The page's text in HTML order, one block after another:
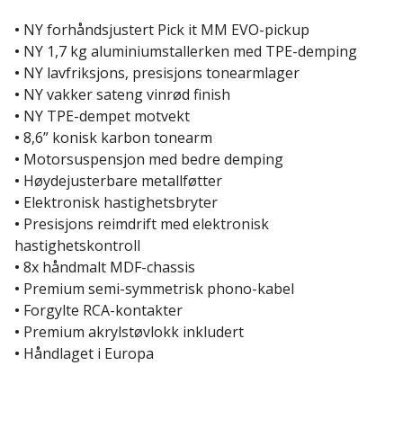
• NY forhåndsjustert Pick it MM EVO-pickup
• NY 1,7 kg aluminiumstallerken med TPE-demping
• NY lavfriksjons, presisjons tonearmlager
• NY vakker sateng vinrød finish
• NY TPE-dempet motvekt
• 8,6” konisk karbon tonearm
• Motorsuspensjon med bedre demping
• Høydejusterbare metallføtter
• Elektronisk hastighetsbryter
• Presisjons reimdrift med elektronisk
hastighetskontroll
• 8x håndmalt MDF-chassis
• Premium semi-symmetrisk phono-kabel
• Forgylte RCA-kontakter
• Premium akrylstøvlokk inkludert
• Håndlaget i Europa